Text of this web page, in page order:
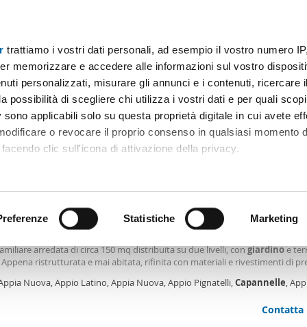
trattiamo i vostri dati personali, ad esempio il vostro numero
memorizzare e accedere alle informazioni sul vostro
personalizzati, misurare gli annunci e i contenuti, ricercare
possibilità di scegliere chi utilizza i vostri dati e per quali
applicabili solo su questa proprietà digitale in cui avete
o revocare il proprio consenso in qualsiasi momento
clic sull'icona di attivazione della privacy.
scansionandolo attivamente alla ricerca di caratteristiche
elaborati i tuoi dati personali e imposta le tue preferenze
ritirare il tuo consenso in qualsiasi momento dalla
contenuti ed annunci, per fornire funzionalità dei
Condividiamo inoltre informazioni sul modo in cui utilizza il
Statistiche Marketing
Prezzo Superficie Locali Più filtri - 1
capannelle roma Roma
Ordine Mioaffitto
con terrazzo Appio latino, appia nuova, appio pignatelli,
arredata di circa 150 mq distribuita su due livelli, congiardinoe
ristrutturata e mai abitata, rifinita con materiali e rivestimenti di
divani, grande cucina
Nuova, Appio Latino, Appia Nuova, Appio Pignatelli,Capannelle,
Contatta